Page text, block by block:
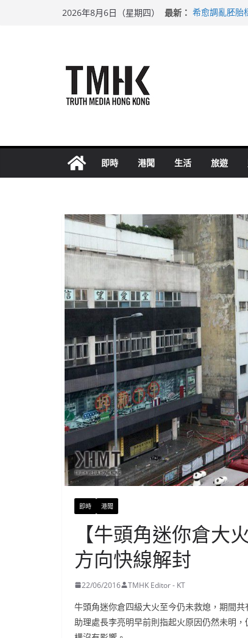
2026年8月6日（星期四） 最新： 希愈調亂胚胎
即時 港聞 生活 旅遊
即時 港聞
【牛頭角迷你倉大
方向快線解封
22/06/2016 TMHK Editor - KT
牛頭角迷你倉四級大火至今仍未救熄，期間
助理處長李亮明早前則指起火原因仍然未明